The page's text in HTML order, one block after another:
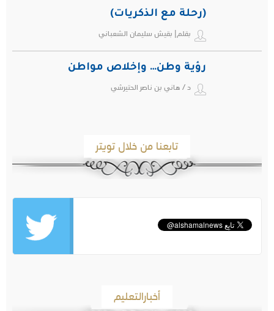
(رحلة مع الذكريات)
بقلم| بقيش سليمان الشعباني
رؤية وطن… وإخلاص مواطن
د / هاني بن ناصر الحتيرشي
تابعنا من خلال تويتر
أخبارالتعليم